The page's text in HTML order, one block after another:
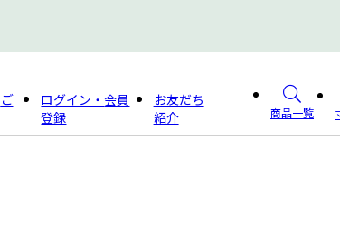
ご
ログイン・会員
登録
お友だち
紹介
商品一覧